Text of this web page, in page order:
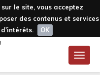
le site, vous acceptez
des contenus et services
OK
Toggle